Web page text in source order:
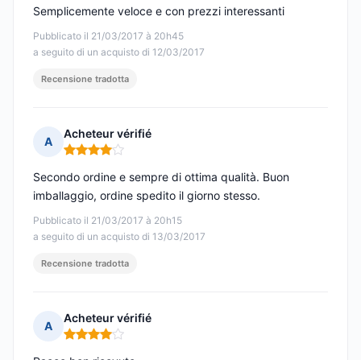
Pubblicato il 21/03/2017 à 20h45
a seguito di un acquisto di 12/03/2017
Semplicemente veloce e con prezzi interessanti
Recensione tradotta
A
Acheteur vérifié
Nota: 4 su 5
Pubblicato il 21/03/2017 à 20h15
a seguito di un acquisto di 13/03/2017
Secondo ordine e sempre di ottima qualità. Buon
imballaggio, ordine spedito il giorno stesso.
Recensione tradotta
A
Acheteur vérifié
Nota: 4 su 5